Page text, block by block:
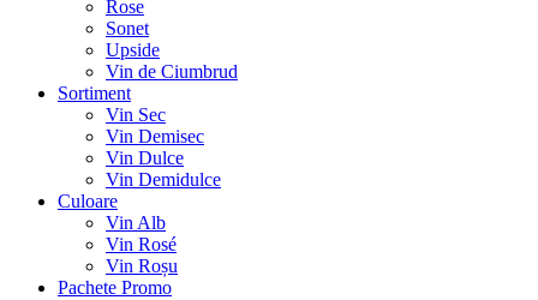
Rose
Sonet
Upside
Vin de Ciumbrud
Sortiment
Vin Sec
Vin Demisec
Vin Dulce
Vin Demidulce
Culoare
Vin Alb
Vin Rosé
Vin Roșu
Pachete Promo